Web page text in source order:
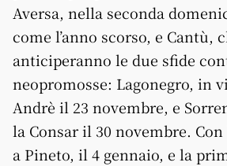
Aversa, nella seconda
come l’anno scorso, e Cantù,
anticiperanno le due sfide
neopromosse: Lagonegro, in
Andrè il 23 novembre, e
la Consar il 30 novembre. Con
a Pineto, il 4 gennaio, e la